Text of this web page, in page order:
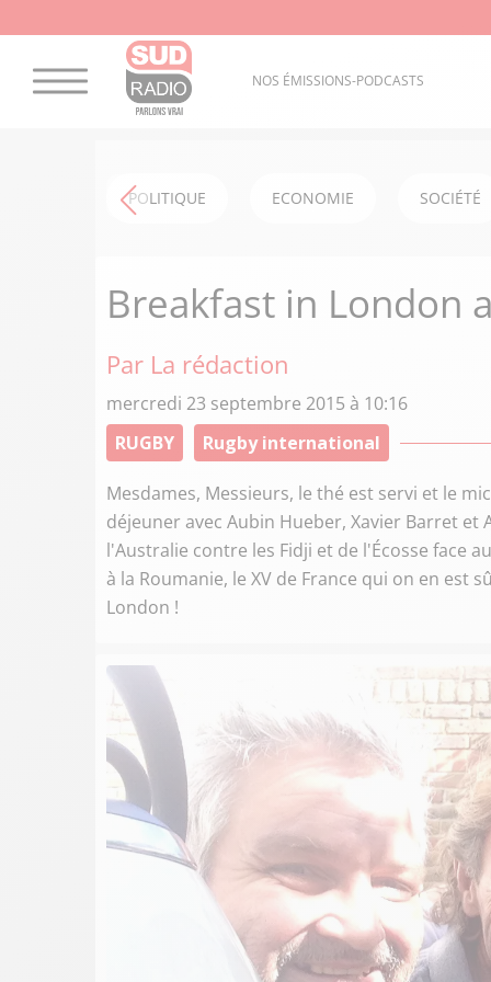
NOS ÉMISSIONS-PODCASTS
POLITIQUE ECONOMIE SOCIÉTÉ
Breakfast in London
Par La rédaction
mercredi 23 septembre 2015 à 10:16
RUGBY
Rugby international
Mesdames, Messieurs, le thé est servi et le
déjeuner avec Aubin Hueber, Xavier Barret
l'Australie contre les Fidji et de l'Écosse face
à la Roumanie, le XV de France qui on en est
London !